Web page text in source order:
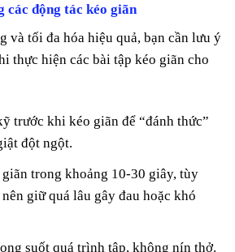
các động tác kéo giãn
và tối đa hóa hiệu quả, bạn cần lưu ý
thực hiện các bài tập kéo giãn cho
trước khi kéo giãn để “đánh thức”
đột ngột.
trong khoảng 10-30 giây, tùy
giữ quá lâu gây đau hoặc khó
suốt quá trình tập, không nín thở.